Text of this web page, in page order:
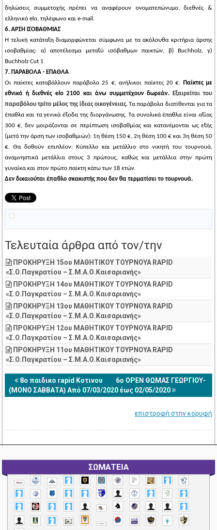
δηλώσεις συμμετοχής πρέπει να αναφέρουν ονοματεπώνυμο, διεθνές &
ελληνικό elo, τηλέφωνο και e-mail.
6. ΑΡΣΗ ΙΣΟΒΑΘΜΙΑΣ
Η τελική κατάταξη διαμορφώνεται σύμφωνα με τα ακόλουθα κριτήρια άρσης
ισοβαθμίας: α)αποτέλεσμα μεταξύ ισόβαθμων παικτών, β) Buchholz, γ)
Buchholz Cut 1
7. ΠΑΡΑΒΟΛΑ - ΕΠΑΘΛΑ
Οι παίκτες καταβάλλουν παράβολο 25 €, ανήλικοι παίκτες 20 €.
Παίκτες με
εθνικό ή διεθνές elo2100 και άνω συμμετέχουν δωρεάν.
Εξαιρείται του
παραβόλου τρίτο μέλος της ίδιας οικογένειας. Τα παράβολα διατίθενται για τα
έπαθλα και τα γενικά έξοδα της διοργάνωσης. Τα συνολικά έπαθλα είναι αξίας
300 €, δεν μοιράζονται σε περίπτωση ισοβαθμίας και κατανέμονται ως εξής
(μετά την άρση των ισοβαθμιών): 1η θέση 150 €, 2η θέση 100 € και 3η θέση 50
€. Θα δοθούν επιπλέον: Κύπελλο και μετάλλιο στο νικητή του τουρνουά,
αναμνηστικά μετάλλια στους 3 πρώτους, καθώς και μετάλλια στην πρώτη
γυναίκα και στον πρώτο παίκτη κάτω των 18 ετών.
Δεν δικαιούται έπαθλο σκακιστής που δεν θα τερματίσει το τουρνουά.
Τελευταία άρθρα από τον/την
ΠΡΟΚΗΡΥΞΗ 15ου ΜΑΘΗΤΙΚΟΥ ΤΟΥΡΝΟΥΑ RAPID
«Σ.Ο.Παγκρατίου – Σ.Μ.Α.Ο.Καισαριανής»
ΠΡΟΚΗΡΥΞΗ 14ου ΜΑΘΗΤΙΚΟΥ ΤΟΥΡΝΟΥΑ RAPID
«Σ.Ο.Παγκρατίου – Σ.Μ.Α.Ο.Καισαριανής»
ΠΡΟΚΗΡΥΞΗ 13ου ΜΑΘΗΤΙΚΟΥ ΤΟΥΡΝΟΥΑ RAPID
«Σ.Ο.Παγκρατίου – Σ.Μ.Α.Ο.Καισαριανής»
ΠΡΟΚΗΡΥΞΗ 12ου ΜΑΘΗΤΙΚΟΥ ΤΟΥΡΝΟΥΑ RAPID
«Σ.Ο.Παγκρατίου – Σ.Μ.Α.Ο.Καισαριανής»
ΠΡΟΚΗΡΥΞΗ 11ου ΜΑΘΗΤΙΚΟΥ ΤΟΥΡΝΟΥΑ RAPID
«Σ.Ο.Παγκρατίου – Σ.Μ.Α.Ο.Καισαριανής»
8ο παιδικο rapid Κοτινου
6o ΟΡΕΝ ΘΩΜΑΣ ΓΕΩΡΓΙΟΥ-
(ΜΟΝΟ ΣΑΒΒΑΤΑ) Από 07/03/2020 έως 02/05/2020
επιστροφή στην κορυφή
ΣΩΜΑΤΕΙΑ